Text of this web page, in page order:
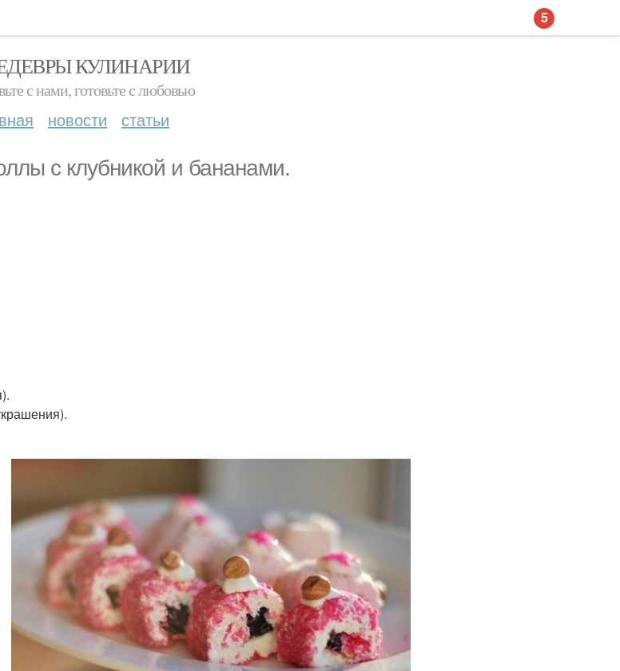
КУЛИНАРИИ
с нами, готовьте с любовью
новости статьи
с клубникой и бананами.
5